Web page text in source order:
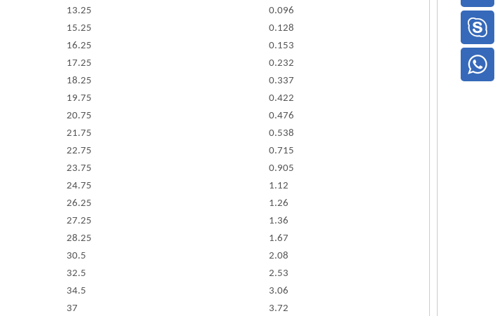
13.25
0.096
15.25
0.128
16.25
0.153
17.25
0.232
18.25
0.337
19.75
0.422
20.75
0.476
21.75
0.538
22.75
0.715
23.75
0.905
24.75
1.12
26.25
1.26
27.25
1.36
28.25
1.67
30.5
2.08
32.5
2.53
34.5
3.06
37
3.72